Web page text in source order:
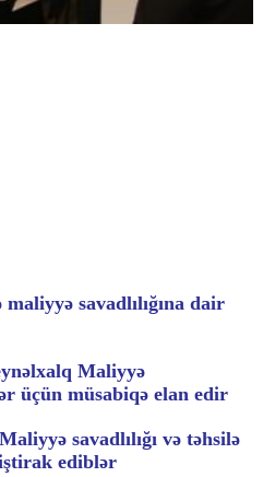
maliyyə savadlılığına dair
Maliyyə
üçün müsabiqə elan edir
savadlılığı və təhsilə
ediblər